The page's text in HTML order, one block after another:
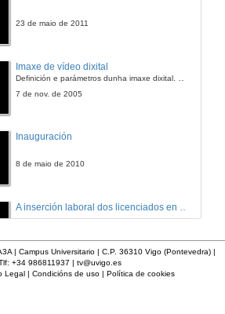
23 de maio de 2011
Imaxe de vídeo dixital
Definición e parámetros dunha imaxe dixital. Resolución e Aspecto. Profundidade da cor. Compresión. Frame por segundo. Entrelazado. Campos, cadros
7 de nov. de 2005
Inauguración
8 de maio de 2010
Apertura do acto
| Campus Universitario | C.P. 36310 Vigo (Pontevedra) |
+34 986811937 | tv@uvigo.es
Legal| Condicións de uso| Política de cookies